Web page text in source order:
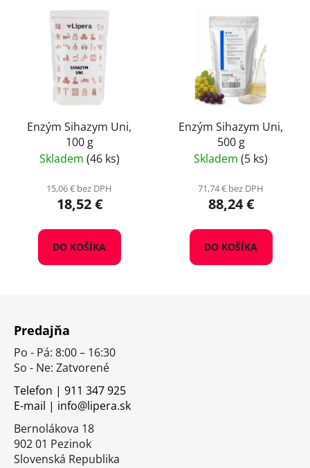
Enzým Sihazym Uni,
100 g
Skladem (46 ks)
15,06 € bez DPH
18,52 €
DO KOŠÍKA
Enzým Sihazym Uni,
500 g
Skladem (5 ks)
71,74 € bez DPH
88,24 €
DO KOŠÍKA
Predajňa
Po - Pá: 8:00 – 16:30
So - Ne: Zatvorené
Telefon | 911 347 925
E-mail | info@lipera.sk
Bernolákova 18
902 01 Pezinok
Slovenská Republika